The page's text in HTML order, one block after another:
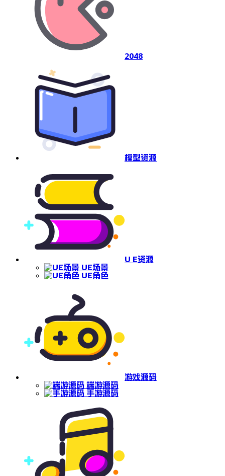
2048
模型资源
U E资源
UE场景
UE角色
游戏源码
端游源码
手游源码